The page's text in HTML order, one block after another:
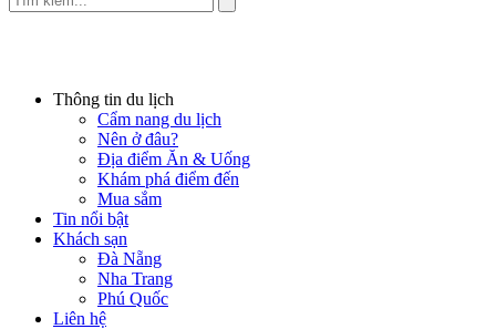
Thông tin du lịch
Cẩm nang du lịch
Nên ở đâu?
Địa điểm Ăn & Uống
Khám phá điểm đến
Mua sắm
Tin nổi bật
Khách sạn
Đà Nẵng
Nha Trang
Phú Quốc
Liên hệ